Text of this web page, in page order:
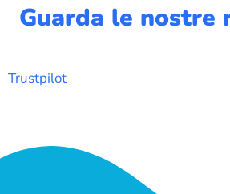
Guarda le nostre
Trustpilot